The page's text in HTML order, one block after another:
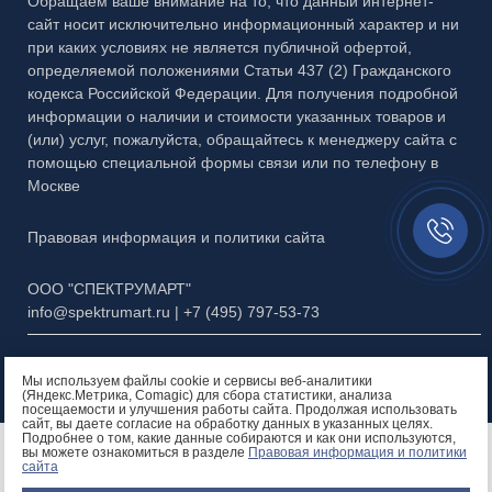
Мы используем файлы cookie и сервисы веб-аналитики
(Яндекс.Метрика, Comagic) для сбора статистики, анализа
посещаемости и улучшения работы сайта. Продолжая использовать
сайт, вы даете согласие на обработку данных в указанных целях.
Подробнее о том, какие данные собираются и как они используются,
вы можете ознакомиться в разделе Правовая информация и политики
сайта
Остались вопросы?
Позвоните нам!
Каталог №7 Матовые рисунки
Каталог №8 Скинали и кухонные фартуки
Каталог №9 Алмазная гравировка
Каталог №11 Эксклюзивный багет
сайт носит исключительно информационный характер и ни
при каких условиях не является публичной офертой,
определяемой положениями Статьи 437 (2) Гражданского
кодекса Российской Федерации. Для получения подробной
информации о наличии и стоимости указанных товаров и
(или) услуг, пожалуйста, обращайтесь к менеджеру сайта с
помощью специальной формы связи или по телефону в
Москве
Правовая информация и политики сайта
ООО "СПЕКТРУМАРТ"
info@spektrumart.ru | +7 (495) 797-53-73
Заказать
звонок//